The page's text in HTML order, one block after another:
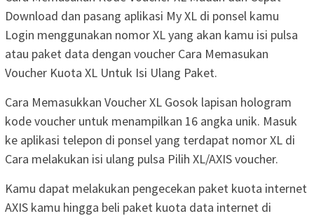
Download dan pasang aplikasi My XL di ponsel kamu
Login menggunakan nomor XL yang akan kamu isi pulsa
atau paket data dengan voucher Cara Memasukan
Voucher Kuota XL Untuk Isi Ulang Paket.
Cara Memasukkan Voucher XL Gosok lapisan hologram
kode voucher untuk menampilkan 16 angka unik. Masuk
ke aplikasi telepon di ponsel yang terdapat nomor XL di
Cara melakukan isi ulang pulsa Pilih XL/AXIS voucher.
Kamu dapat melakukan pengecekan paket kuota internet
AXIS kamu hingga beli paket kuota data internet di